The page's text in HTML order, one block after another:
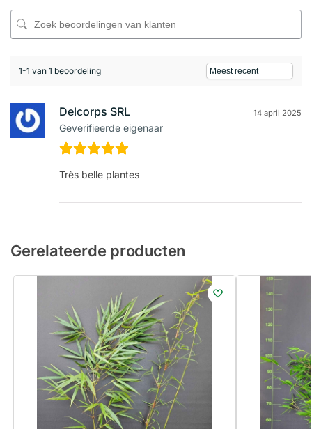
1-1 van 1 beoordeling
Delcorps SRL
Geverifieerde eigenaar
14 april 2025
Très belle plantes
Gerelateerde producten